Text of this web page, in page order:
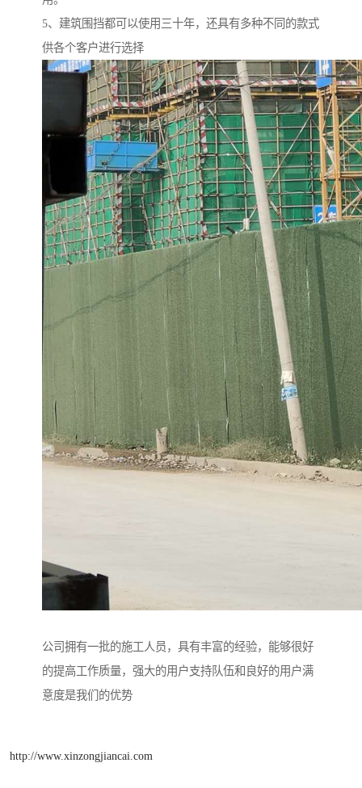
5、建筑围挡都可以使用三十年，还具有多种不同的款式
供各个客户进行选择
公司拥有一批的施工人员，具有丰富的经验，能够很好
的提高工作质量，强大的用户支持队伍和良好的用户满
意度是我们的优势
http://www.xinzongjiancai.com